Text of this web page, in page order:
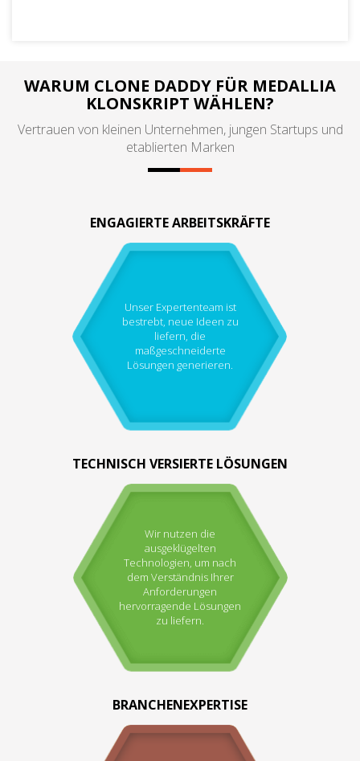
WARUM CLONE DADDY FÜR MEDALLIA
KLONSKRIPT WÄHLEN?
Vertrauen von kleinen Unternehmen, jungen Startups und
etablierten Marken
ENGAGIERTE ARBEITSKRÄFTE
Unser Expertenteam ist
bestrebt, neue Ideen zu
liefern, die
maßgeschneiderte
Lösungen generieren.
TECHNISCH VERSIERTE LÖSUNGEN
Wir nutzen die
ausgeklügelten
Technologien, um nach
dem Verständnis Ihrer
Anforderungen
hervorragende Lösungen
zu liefern.
BRANCHENEXPERTISE